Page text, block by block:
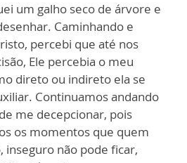
um galho seco de árvore e
Caminhando e
percebi que até nos
Ele percebia o meu
direto ou indireto ela se
Continuamos andando
me decepcionar, pois
os momentos que quem
inseguro não pode ficar,